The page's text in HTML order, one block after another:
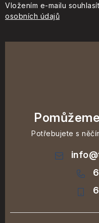
Vložením e-mailu
osobních údajů
Potřebujete s
info@